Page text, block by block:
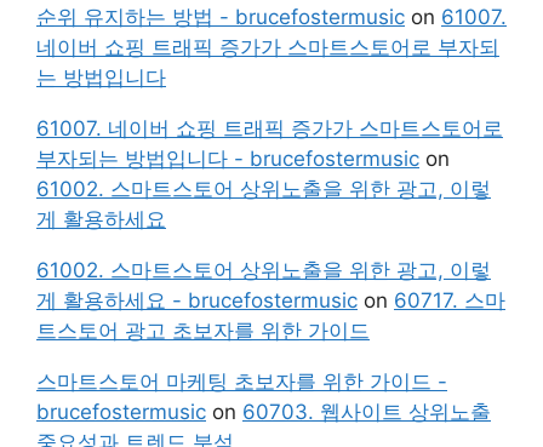
순위 유지하는 방법 - brucefostermusic on 61007.
네이버 쇼핑 트래픽 증가가 스마트스토어로 부자되
는 방법입니다
61007. 네이버 쇼핑 트래픽 증가가 스마트스토어로
부자되는 방법입니다 - brucefostermusic on
61002. 스마트스토어 상위노출을 위한 광고, 이렇
게 활용하세요
61002. 스마트스토어 상위노출을 위한 광고, 이렇
게 활용하세요 - brucefostermusic on 60717. 스마
트스토어 광고 초보자를 위한 가이드
스마트스토어 마케팅 초보자를 위한 가이드 -
brucefostermusic on 60703. 웹사이트 상위노출
중요성과 트렌드 분석